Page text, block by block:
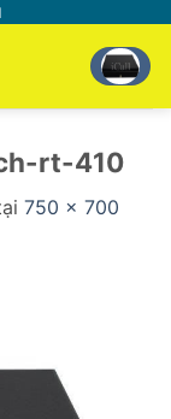
rt-410
750 × 700